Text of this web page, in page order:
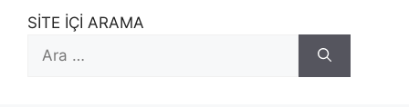
SİTE İÇİ ARAMA
ara